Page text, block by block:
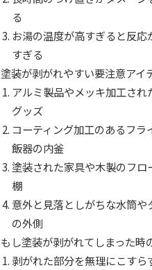
る
お湯の温度が高すぎると反応
すぎる
塗装が剥がれやすい要注意アイ
アルミ製品やメッキ加工され
グッズ
コーティング加工のあるフラ
飯器の内釜
塗装された家具や木製のフロ
棚
意外と見落としがちな水筒や
の外側
もし塗装が剥がれてしまった時
剥がれた部分を無理にこすら